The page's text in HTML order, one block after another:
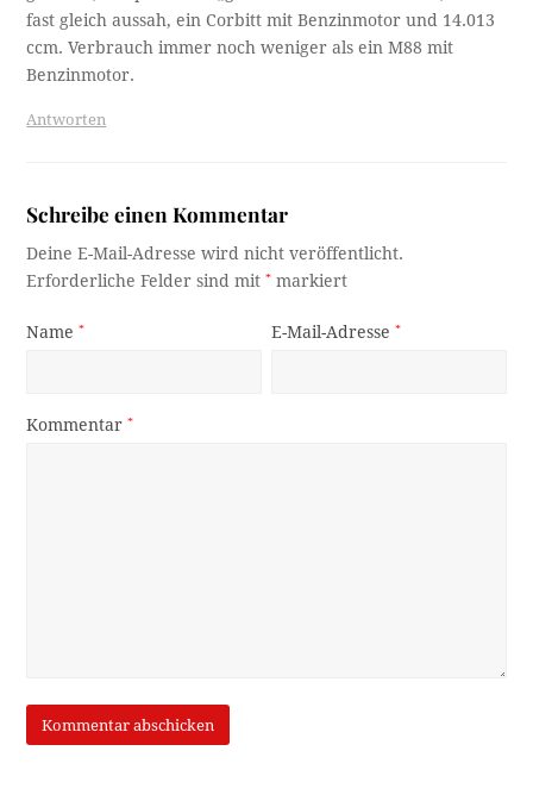
fast gleich aussah, ein Corbitt mit Benzinmotor und 14.013
ccm. Verbrauch immer noch weniger als ein M88 mit
Benzinmotor.
Antworten
Schreibe einen Kommentar
Deine E-Mail-Adresse wird nicht veröffentlicht.
Erforderliche Felder sind mit* markiert
Name* E-Mail-Adresse*
Kommentar*